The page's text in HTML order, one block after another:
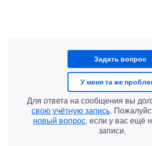
Задать вопрос
У меня та же
Для ответа на сообщения вы
свою учётную запись.
новый вопрос, если у вас ещё
записи.